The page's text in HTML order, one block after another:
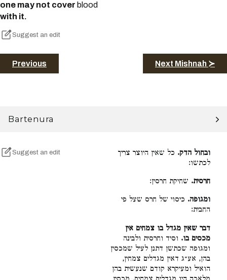
one may not cover blood
with it.
Suggest an edit
Previous Next Mishnah ≻
Bartenura
Suggest an edit ובחול הדק. כל שאין היוצר צריך
לכתשו:
חרסית. שחיקת חרסין:
ומגופה. כיסוי של חרס שעל פי
החבית:
דבר שאין מגדל בו צמחים אין
מכסים בו. וסיד וחרסית ולבינה
ומגופה שכתשן דתנן לעיל שמכסין
בהן, אע״ג דאין מגדלים צמחין,
הואיל ומעיקרא קודם שנעשית בהן